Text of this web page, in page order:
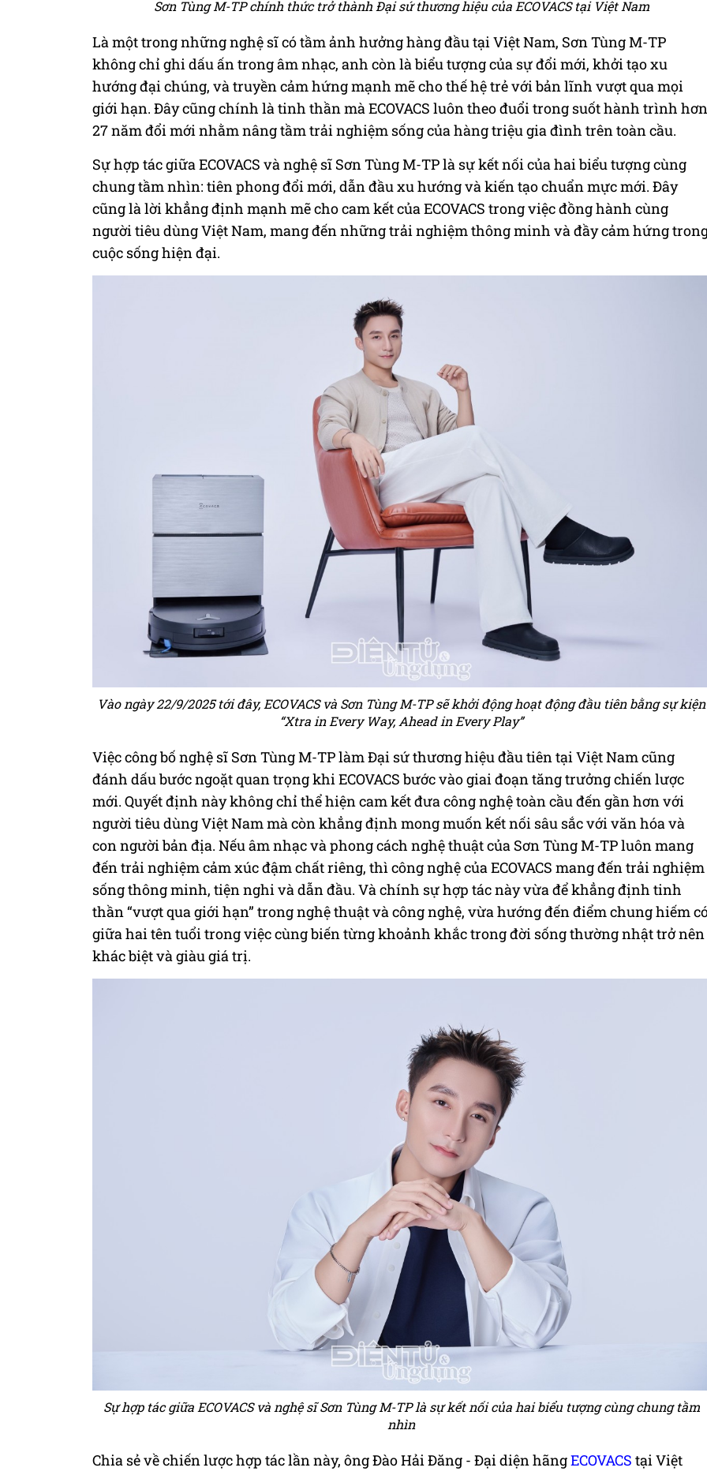
Sơn Tùng M-TP chính thức trở thành Đại sứ thương hiệu của ECOVACS tại Việt Nam
Là một trong những nghệ sĩ có tầm ảnh hưởng hàng đầu tại Việt Nam, Sơn Tùng M-TP
không chỉ ghi dấu ấn trong âm nhạc, anh còn là biểu tượng của sự đổi mới, khởi tạo xu
hướng đại chúng, và truyền cảm hứng mạnh mẽ cho thế hệ trẻ với bản lĩnh vượt qua mọi
giới hạn. Đây cũng chính là tinh thần mà ECOVACS luôn theo đuổi trong suốt hành trình hơn
27 năm đổi mới nhằm nâng tầm trải nghiệm sống của hàng triệu gia đình trên toàn cầu.
Sự hợp tác giữa ECOVACS và nghệ sĩ Sơn Tùng M-TP là sự kết nối của hai biểu tượng cùng
chung tầm nhìn: tiên phong đổi mới, dẫn đầu xu hướng và kiến tạo chuẩn mực mới. Đây
cũng là lời khẳng định mạnh mẽ cho cam kết của ECOVACS trong việc đồng hành cùng
người tiêu dùng Việt Nam, mang đến những trải nghiệm thông minh và đầy cảm hứng
cuộc sống hiện đại.
Vào ngày 22/9/2025 tới đây, ECOVACS và Sơn Tùng M-TP sẽ khởi động hoạt động đầu tiên bằng sự kiện
“Xtra in Every Way, Ahead in Every Play”
Việc công bố nghệ sĩ Sơn Tùng M-TP làm Đại sứ thương hiệu đầu tiên tại Việt Nam cũng
đánh dấu bước ngoặt quan trọng khi ECOVACS bước vào giai đoạn tăng trưởng chiến lược
mới. Quyết định này không chỉ thể hiện cam kết đưa công nghệ toàn cầu đến gần hơn với
người tiêu dùng Việt Nam mà còn khẳng định mong muốn kết nối sâu sắc với văn hóa và
con người bản địa. Nếu âm nhạc và phong cách nghệ thuật của Sơn Tùng M-TP luôn mang
đến trải nghiệm cảm xúc đậm chất riêng, thì công nghệ của ECOVACS mang đến trải nghiệm
sống thông minh, tiện nghi và dẫn đầu. Và chính sự hợp tác này vừa để khẳng định tinh
thần “vượt qua giới hạn” trong nghệ thuật và công nghệ, vừa hướng đến điểm chung hiếm
giữa hai tên tuổi trong việc cùng biến từng khoảnh khắc trong đời sống thường nhật trở nên
khác biệt và giàu giá trị.
Sự hợp tác giữa ECOVACS và nghệ sĩ Sơn Tùng M-TP là sự kết nối của hai biểu tượng cùng chung tầm
nhìn
Chia sẻ về chiến lược hợp tác lần này, ông Đào Hải Đăng - Đại diện hãngECOVACS tại Việt